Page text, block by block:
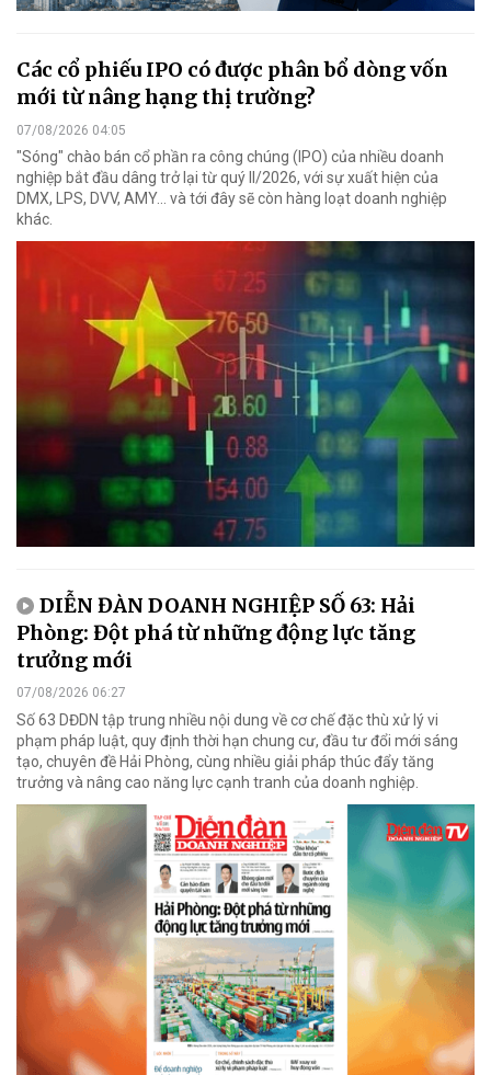
Các cổ phiếu IPO có được phân bổ dòng vốn
mới từ nâng hạng thị trường?
07/08/2026 04:05
"Sóng" chào bán cổ phần ra công chúng (IPO) của nhiều doanh
nghiệp bắt đầu dâng trở lại từ quý II/2026, với sự xuất hiện của
DMX, LPS, DVV, AMY... và tới đây sẽ còn hàng loạt doanh nghiệp
khác.
DIỄN ĐÀN DOANH NGHIỆP SỐ 63: Hải
Phòng: Đột phá từ những động lực tăng
trưởng mới
07/08/2026 06:27
Số 63 DĐDN tập trung nhiều nội dung về cơ chế đặc thù xử lý vi
phạm pháp luật, quy định thời hạn chung cư, đầu tư đổi mới sáng
tạo, chuyên đề Hải Phòng, cùng nhiều giải pháp thúc đẩy tăng
trưởng và nâng cao năng lực cạnh tranh của doanh nghiệp.